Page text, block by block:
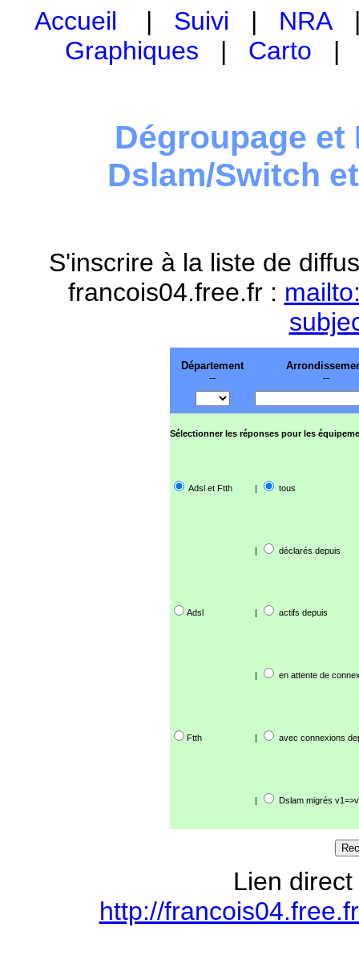
Accueil | Suivi | NRA
Graphiques | Carto
Dégroupage et
Dslam/Switch
S'inscrire à la liste de
francois04.free.fr :
Département
--
--
Sélectionner les réponses pour les
Adsl et Ftth | tous
| déclarés depuis
Adsl | actifs depuis
| en attente de
Ftth | avec connexions
| Dslam migrés
Lien
http://